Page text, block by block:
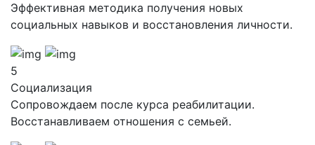
Эффективная методика получения новых
социальных навыков и восстановления личности.
5
Социализация
Сопровождаем после курса реабилитации.
Восстанавливаем отношения с семьей.